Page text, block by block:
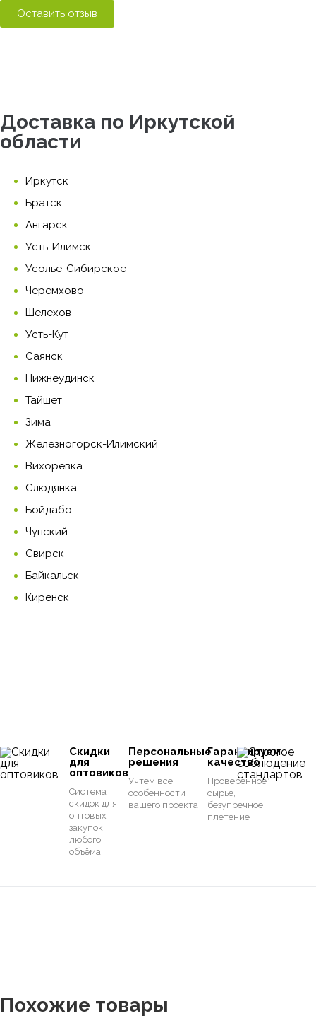
Оставить отзыв
Доставка по Иркутской
области
Иркутск
Братск
Ангарск
Усть-Илимск
Усолье-Сибирское
Черемхово
Шелехов
Усть-Кут
Саянск
Нижнеудинск
Тайшет
Зима
Железногорск-Илимский
Вихоревка
Слюдянка
Бойдабо
Чунский
Свирск
Байкальск
Киренск
Скидки
для
оптовиков
Система
скидок для
оптовых
закупок
любого
объёма
Персональные
решения
Учтем все
особенности
вашего проекта
Гарантируем
качество
Проверенное
сырье,
безупречное
плетение
Похожие товары